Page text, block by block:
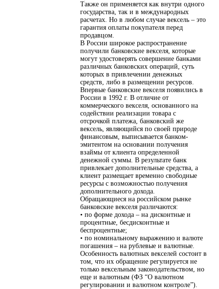
Также он применяется как внутри одного
государства, так и в международных
расчетах. Но в любом случае вексель – это
гарантия оплаты покупателя перед
продавцом.
В России широкое распространение
получили банковские векселя, которые
могут удостоверять совершение банками
различных банковских операций, суть
которых в привлечении денежных
средств, либо в размещении ресурсов.
Впервые банковские векселя появились в
России в 1992 г. В отличие от
коммерческого векселя, основанного на
содействии реализации товара с
отсрочкой платежа, банковский же
вексель, являющийся по своей природе
финансовым, выписывается банком-
эмитентом на основании получения
взаймы от клиента определенной
денежной суммы. В результате банк
привлекает дополнительные средства, а
клиент размещает временно свободные
ресурсы с возможностью получения
дополнительного дохода.
Обращающиеся на российском рынке
банковские векселя различаются:
• по форме дохода – на дисконтные и
процентные, бесдисконтные и
беспроцентные;
• по номинальному выражению и валюте
погашения – на рублевые и валютные.
Особенность валютных векселей состоит в
том, что их обращение регулируется не
только вексельным законодательством, но
еще и валютным (ФЗ “О валютном
регулировании и валютном контроле”).